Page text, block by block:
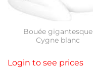
Bouée gigantesque
Cygne blanc
Login to see prices